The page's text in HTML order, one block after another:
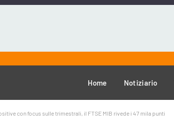
Home Notiziario
con focus sulle trimestrali, il FTSE MIB rivede i 47 mila punti